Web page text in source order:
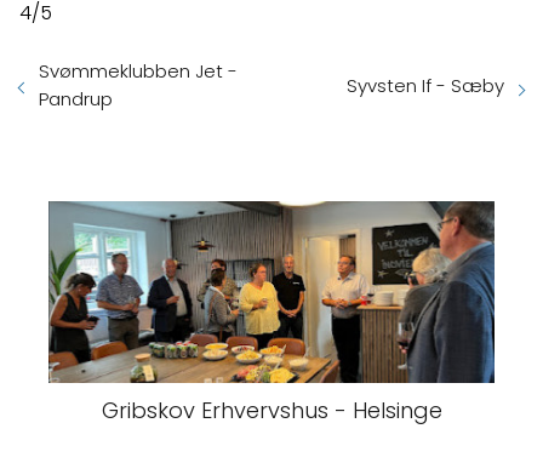
4/5
Svømmeklubben Jet -
Pandrup
Syvsten If - Sæby
Gribskov Erhvervshus - Helsinge